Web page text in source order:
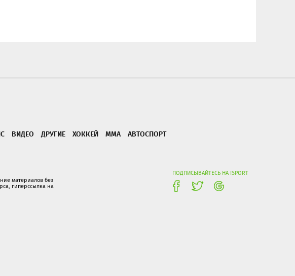
ВИДЕО ДРУГИЕ ХОККЕЙ ММА АВТОСПОРТ
ПОДПИСЫВАЙТЕСЬ НА ISPORT
материалов без
гиперссылка на